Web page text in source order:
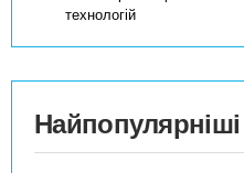
технологій